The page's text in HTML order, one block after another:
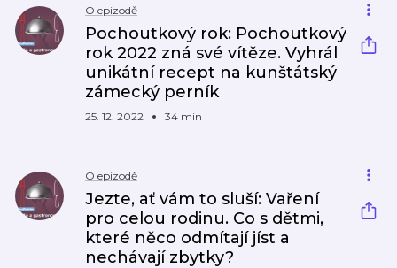
O epizodě
Pochoutkový rok: Pochoutkový
rok 2022 zná své vítěze. Vyhrál
unikátní recept na kunštátský
zámecký perník
25. 12. 2022 34 min
O epizodě
Jezte, ať vám to sluší: Vaření
pro celou rodinu. Co s dětmi,
které něco odmítají jíst a
nechávají zbytky?